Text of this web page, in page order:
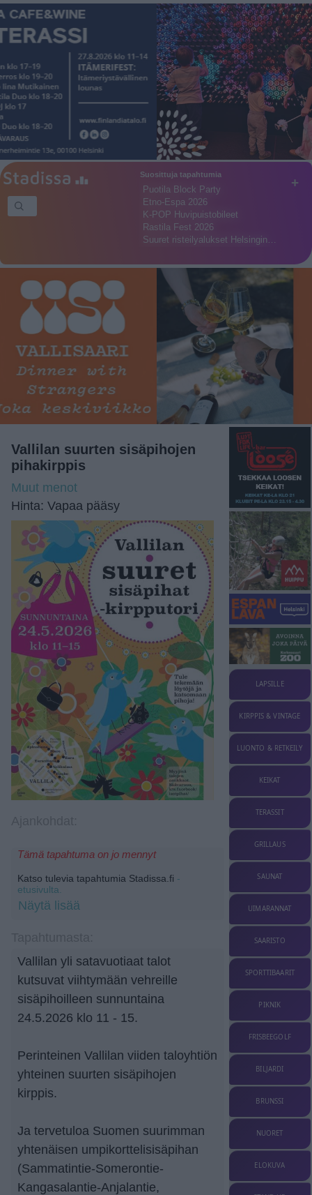
+
Suosittuja tapahtumia
Puotila Block Party
Etno-Espa 2026
K-POP Huvipuistobileet
Rastila Fest 2026
Suuret risteilyalukset Helsingin…
Vallilan suurten sisäpihojen
pihakirppis
Muut menot
Hinta: Vapaa pääsy
Tämä tapahtuma on jo mennyt
Katso tulevia tapahtumia Stadissa.fi -
etusivulta.
Näytä lisää
Vallilan yli satavuotiaat talot
kutsuvat viihtymään vehreille
sisäpihoilleen sunnuntaina
24.5.2026 klo 11 - 15.
Perinteinen Vallilan viiden taloyhtiön
yhteinen suurten sisäpihojen
kirppis.
Ja tervetuloa Suomen suurimman
yhtenäisen umpikorttelisisäpihan
(Sammatintie-Somerontie-
Kangasalantie-Anjalantie,
LAPSILLE
KIRPPIS & VINTAGE
LUONTO & RETKEILY
KEIKAT
TERASSIT
GRILLAUS
SAUNAT
UIMARANNAT
SAARISTO
SPORTTIBAARIT
PIKNIK
FRISBEEGOLF
BILJARDI
BRUNSSI
NUORET
ELOKUVA